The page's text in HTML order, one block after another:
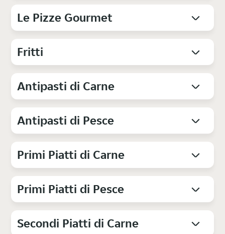
Le Pizze Gourmet
Fritti
Antipasti di Carne
Antipasti di Pesce
Primi Piatti di Carne
Primi Piatti di Pesce
Secondi Piatti di Carne